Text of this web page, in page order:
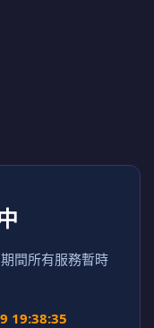
間所有服務暫時
19:38:35